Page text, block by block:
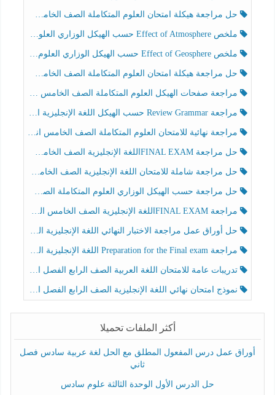
حل مراجعة هيكلة امتحان العلوم المتكاملة الصف الخامس انسبير الفصل الثالث
ملخص Effect of Atmosphere حسب الهيكل الوزاري العلوم المتكاملة الصف الخامس انسبير الفصل الثالث
ملخص Effect of Geosphere حسب الهيكل الوزاري العلوم المتكاملة الصف الخامس انسبير الفصل الثالث
حل مراجعة هيكلة امتحان العلوم المتكاملة الصف الخامس عام الفصل الثالث
مراجعة صفحات الهيكل العلوم المتكاملة الصف الخامس انسبير الفصل الثالث
مراجعة Review Grammar حسب الهيكل اللغة الإنجليزية الصف الخامس الفصل الثالث
مراجعة نهائية للامتحان العلوم المتكاملة الصف الخامس انسبير الفصل الثالث
حل مراجعة FINAL EXAMاللغة الإنجليزية الصف الخامس الفصل الثالث
حل مراجعة شاملة للامتحان اللغة الإنجليزية الصف الخامس الفصل الثالث
حل مراجعة حسب الهيكل الوزاري العلوم المتكاملة الصف الخامس عام الفصل الثالث
مراجعة FINAL EXAMاللغة الإنجليزية الصف الخامس الفصل الثالث
حل أوراق عمل مراجعة الاختبار النهائي اللغة الإنجليزية الصف الرابع الفصل الثالث
مراجعة Preparation for the Final exam اللغة الإنجليزية الصف الرابع الفصل الثالث
تدريبات عامة للامتحان اللغة العربية الصف الرابع الفصل الثالث
نموذج امتحان نهائي اللغة الإنجليزية الصف الرابع الفصل الثالث
أكثر الملفات تحميلا
أوراق عمل درس المفعول المطلق مع الحل لغة عربية سادس فصل
ثاني
حل الدرس الأول الوحدة الثالثة علوم سادس